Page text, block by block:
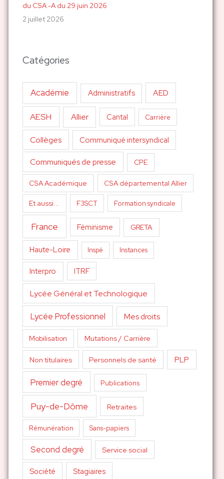
du CSA -A du 29 juin 2026
2 juillet 2026
Catégories
Académie Administratifs AED
AESH Allier Cantal Carrière
Collèges Communiqué intersyndical
Communiqués de presse CPE
CSA Académique CSA départemental Allier
Et aussi... F3SCT Formation syndicale
France Féminisme GRETA
Haute-Loire Inspé Instances
Interpro ITRF
Lycée Général et Technologique
Lycée Professionnel Mes droits
Mobilisation Mutations / Carrière
Non titulaires Personnels de santé PLP
Premier degré Publications
Puy-de-Dôme Retraites
Rémunération Sans-papiers
Second degré Service social
Société Stagiaires